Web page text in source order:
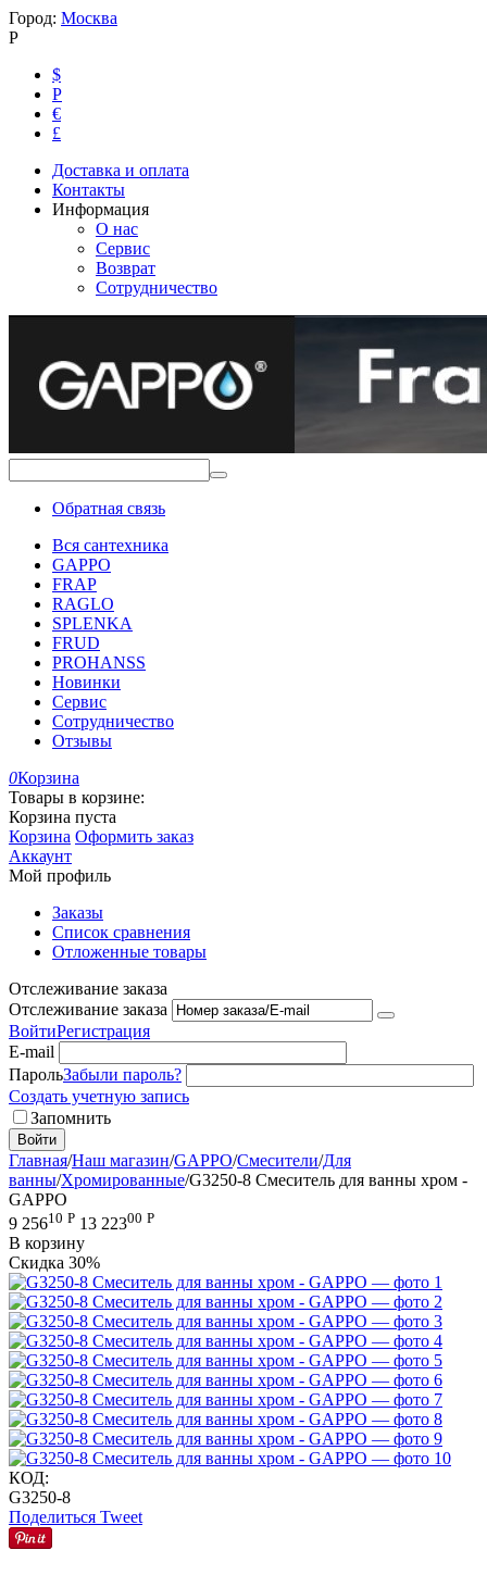
Город: Москва
Р
$
Р
€
£
Доставка и оплата
Контакты
Информация
О нас
Сервис
Возврат
Сотрудничество
Обратная связь
Вся сантехника
GAPPO
FRAP
RAGLO
SPLENKA
FRUD
PROHANSS
Новинки
Сервис
Сотрудничество
Отзывы
0Корзина
Товары в корзине:
Корзина пуста
Корзина Оформить заказ
Аккаунт
Мой профиль
Заказы
Список сравнения
Отложенные товары
Отслеживание заказа
Отслеживание заказа
ВойтиРегистрация
E-mail
ПарольЗабыли пароль?
Создать учетную запись
Запомнить
Войти
Главная/Наш магазин/GAPPO/Смесители/Для
ванны/Хромированные/G3250-8 Смеситель для ванны хром -
GAPPO
9 25610 Р 13 22300 Р
В корзину
Скидка 30%
КОД:
G3250-8
Поделиться Tweet